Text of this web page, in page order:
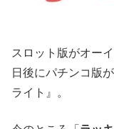
スロット版がオー
日後にパチンコ版
ライト』。